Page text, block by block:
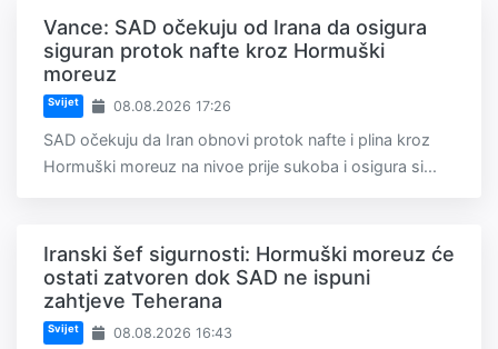
Vance: SAD očekuju od Irana da osigura
siguran protok nafte kroz Hormuški
moreuz
Svijet 08.08.2026 17:26
SAD očekuju da Iran obnovi protok nafte i plina kroz
Hormuški moreuz na nivoe prije sukoba i osigura si...
Iranski šef sigurnosti: Hormuški moreuz će
ostati zatvoren dok SAD ne ispuni
zahtjeve Teherana
Svijet 08.08.2026 16:43